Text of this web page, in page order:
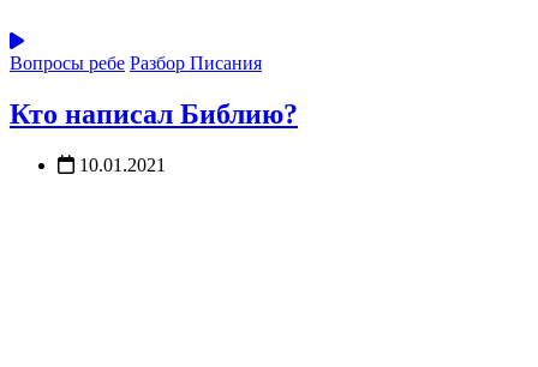
Вопросы ребе Разбор Писания
Кто написал Библию?
10.01.2021